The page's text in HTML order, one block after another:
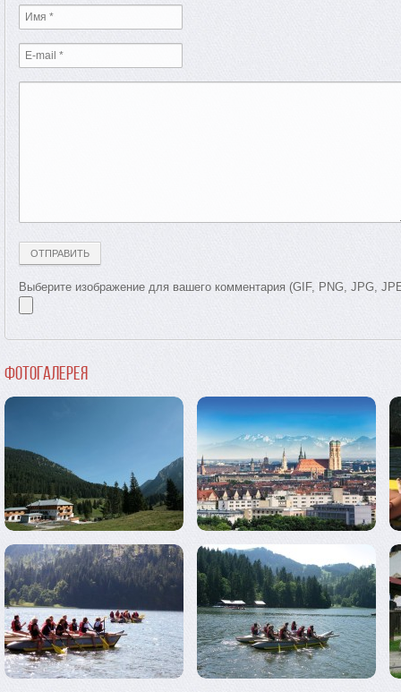
Выберите изображение для вашего комментария (GIF, PNG, JPG,
Фотогалерея